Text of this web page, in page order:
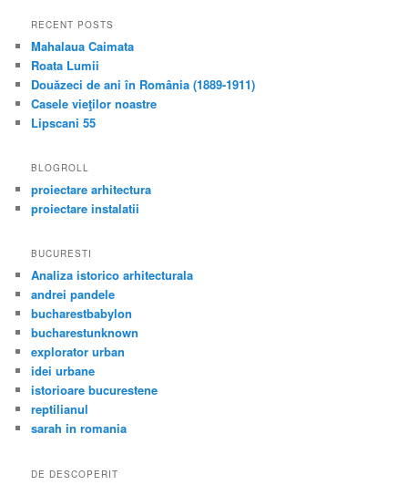
RECENT POSTS
Mahalaua Caimata
Roata Lumii
Douăzeci de ani în România (1889-1911)
Casele vieţilor noastre
Lipscani 55
BLOGROLL
proiectare arhitectura
proiectare instalatii
BUCURESTI
Analiza istorico arhitecturala
andrei pandele
bucharestbabylon
bucharestunknown
explorator urban
idei urbane
istorioare bucurestene
reptilianul
sarah in romania
DE DESCOPERIT